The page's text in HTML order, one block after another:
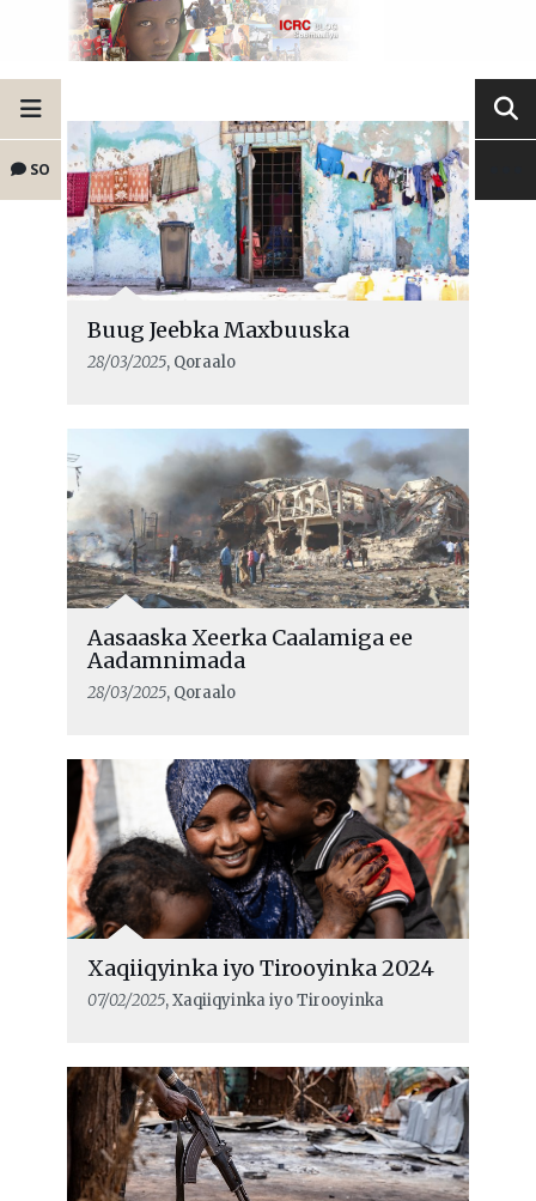
SO
Buug Jeebka Maxbuuska
28/03/2025, Qoraalo
Aasaaska Xeerka Caalamiga ee
Aadamnimada
28/03/2025, Qoraalo
Xaqiiqyinka iyo Tirooyinka 2024
07/02/2025, Xaqiiqyinka iyo Tirooyinka